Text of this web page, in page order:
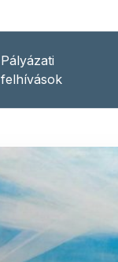
Pályázati
felhívások